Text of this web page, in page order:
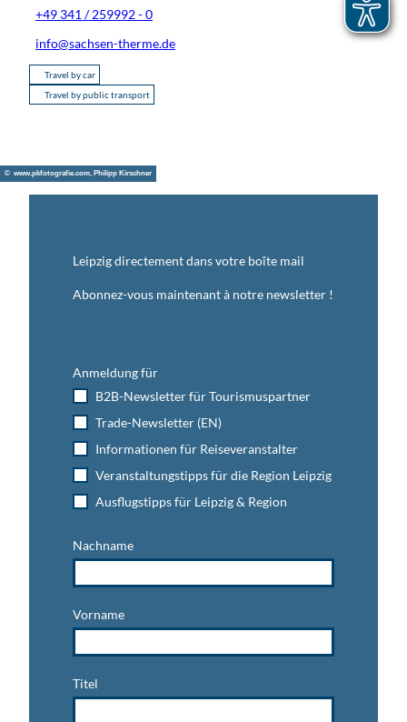
+49 341 / 259992 - 0
info@sachsen-therme.de
Travel by car
Travel by public transport
© www.pkfotografie.com, Philipp Kirschner
Leipzig directement dans votre boîte mail
Abonnez-vous maintenant à notre newsletter !
Anmeldung für
B2B-Newsletter für Tourismuspartner
Trade-Newsletter (EN)
Informationen für Reiseveranstalter
Veranstaltungstipps für die Region Leipzig
Ausflugstipps für Leipzig & Region
Nachname
Vorname
Titel